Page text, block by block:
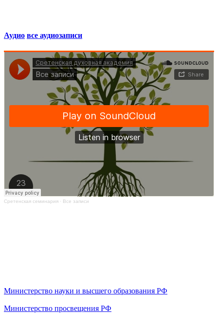
Аудио все аудиозаписи
Сретенская семинария · Все записи
Министерство науки и высшего образования РФ
Министерство просвещения РФ